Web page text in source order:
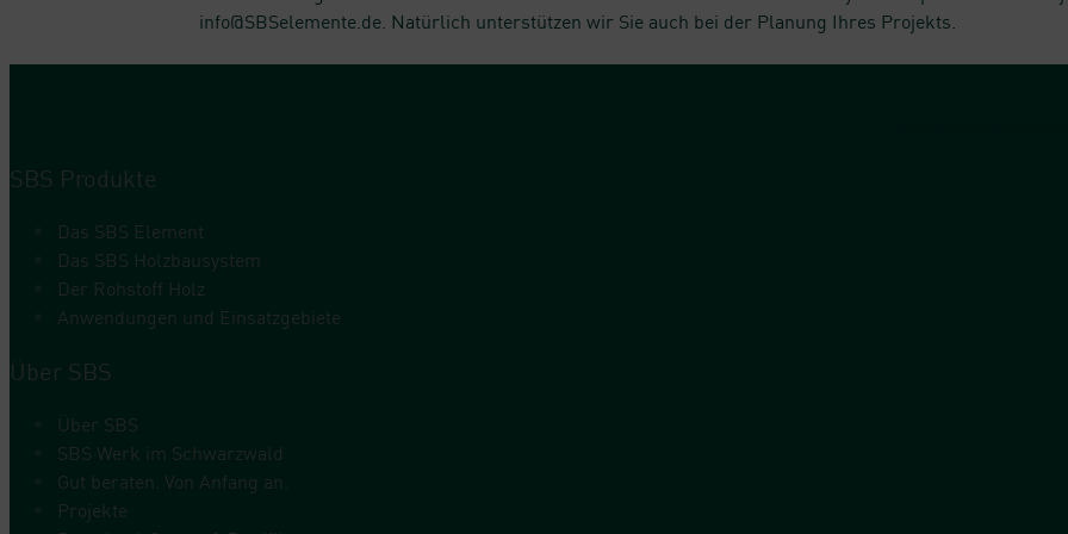
info@SBSelemente.de. Natürlich unterstützen wir Sie auch bei der Planung Ihres Projekts.
SBS Produkte
Das SBS Element
Das SBS Holzbausystem
Der Rohstoff Holz
Anwendungen und Einsatzgebiete
Über SBS
Über SBS
SBS Werk im Schwarzwald
Gut beraten. Von Anfang an.
Projekte